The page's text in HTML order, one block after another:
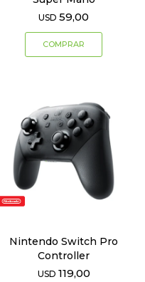
USD 59,00
Nintendo Switch Pro
Controller
USD 119,00